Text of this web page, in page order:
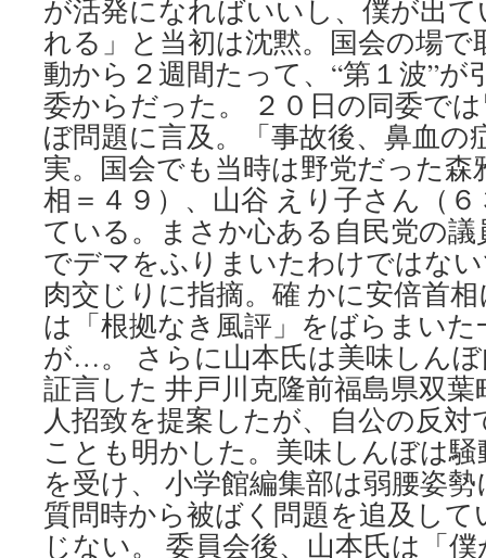
via
OurPlanet-
TV
が活発になればいいし、僕が出
れる」と当初は沈黙。国会の場
動から２週間たって、“第１波”が
委からだった。 ２０日の同委で
ぼ問題に言及。「事故後、鼻血の
実。国会でも当時は野党だった森
相＝４９）、山谷 えり子さん（
ている。まさか心ある自民党の
でデマをふりまいたわけではな
肉交じりに指摘。確 かに安倍首
は「根拠なき風評」をばらまい
が…。 さらに山本氏は美味しん
証言した 井戸川克隆前福島県双
人招致を提案したが、自公の反
ことも明かした。美味しんぼは
を受け、 小学館編集部は弱腰姿
質問時から被ばく問題を追及し
じない。 委員会後、山本氏は「